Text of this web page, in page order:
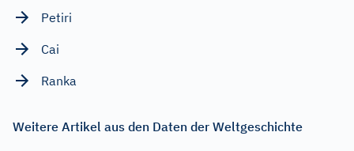
Petiri
Cai
Ranka
Weitere Artikel aus den Daten der Weltgeschichte